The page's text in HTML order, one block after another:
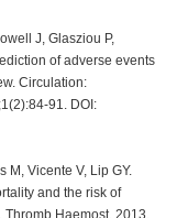
J, Glasziou P,
of adverse events
Circulation:
91. DOI:
M, Vicente V, Lip GY.
and the risk of
Haemost, 2013,